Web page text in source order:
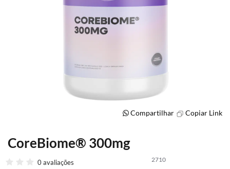
CoreBiome® 300mg
2710
0 avaliações
Compartilhar Copiar Link
Saltar
para